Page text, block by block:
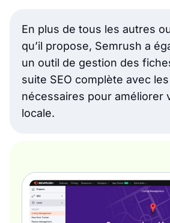
En plus de tous les autres
qu’il propose, Semrush a
un outil de gestion des
suite SEO complète avec
nécessaires pour améliorer
locale.